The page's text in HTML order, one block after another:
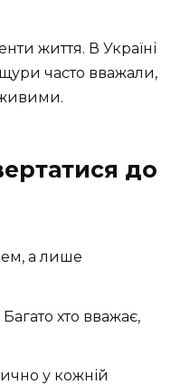
життя. В Україні
часто вважали,
живими.
до
а лише
хто вважає,
у кожній